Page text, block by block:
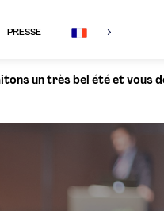
PRESSE
Français
un très bel été et vous